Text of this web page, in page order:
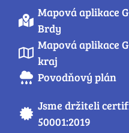
Mapová aplikace
Brdy
Mapová aplikace
kraj
Povodňový plán
Jsme držiteli
50001:2019